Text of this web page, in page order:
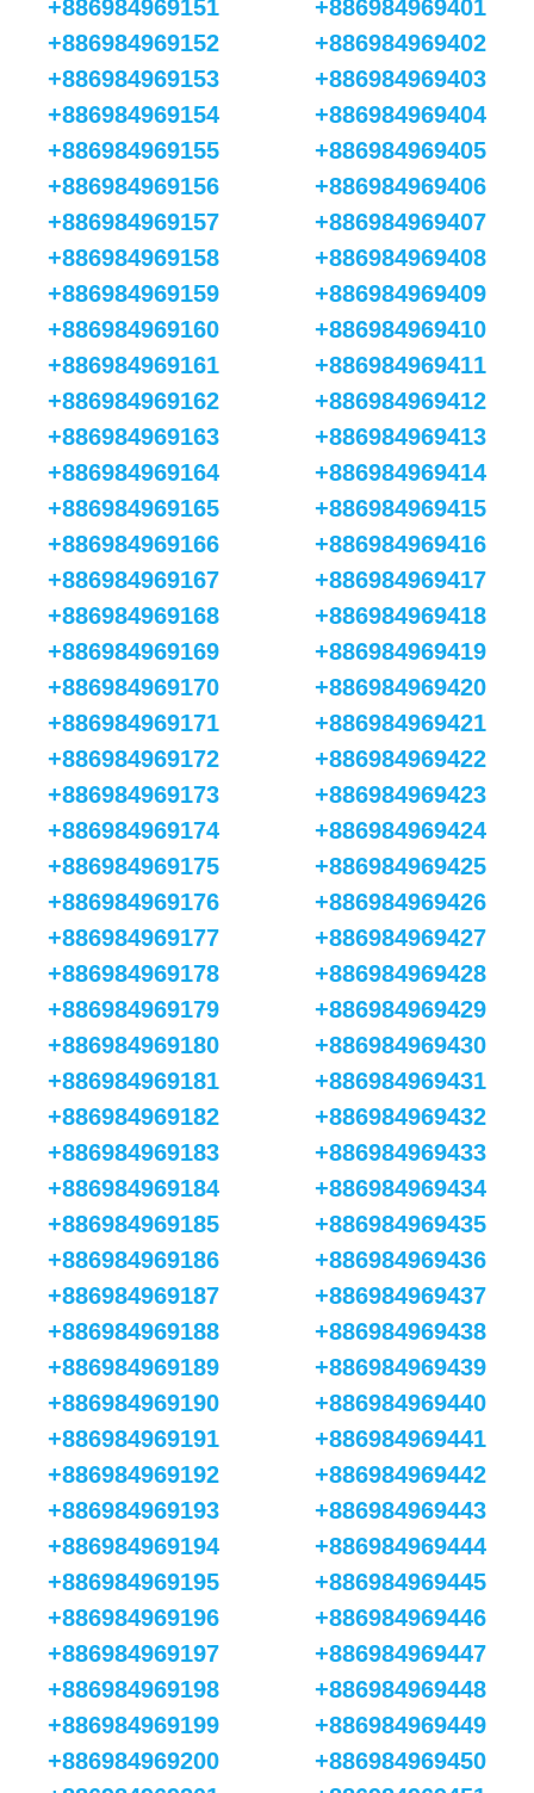
+886984969151
+886984969152
+886984969153
+886984969154
+886984969155
+886984969156
+886984969157
+886984969158
+886984969159
+886984969160
+886984969161
+886984969162
+886984969163
+886984969164
+886984969165
+886984969166
+886984969167
+886984969168
+886984969169
+886984969170
+886984969171
+886984969172
+886984969173
+886984969174
+886984969175
+886984969176
+886984969177
+886984969178
+886984969179
+886984969180
+886984969181
+886984969182
+886984969183
+886984969184
+886984969185
+886984969186
+886984969187
+886984969188
+886984969189
+886984969190
+886984969191
+886984969192
+886984969193
+886984969194
+886984969195
+886984969196
+886984969197
+886984969198
+886984969199
+886984969200
+886984969401
+886984969402
+886984969403
+886984969404
+886984969405
+886984969406
+886984969407
+886984969408
+886984969409
+886984969410
+886984969411
+886984969412
+886984969413
+886984969414
+886984969415
+886984969416
+886984969417
+886984969418
+886984969419
+886984969420
+886984969421
+886984969422
+886984969423
+886984969424
+886984969425
+886984969426
+886984969427
+886984969428
+886984969429
+886984969430
+886984969431
+886984969432
+886984969433
+886984969434
+886984969435
+886984969436
+886984969437
+886984969438
+886984969439
+886984969440
+886984969441
+886984969442
+886984969443
+886984969444
+886984969445
+886984969446
+886984969447
+886984969448
+886984969449
+886984969450